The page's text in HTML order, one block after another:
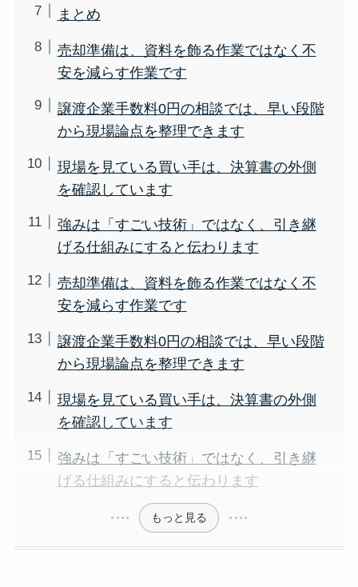
まとめ
売却準備は、資料を飾る作業ではなく不
安を減らす作業です
譲渡企業手数料0円の相談では、早い段階
から現場論点を整理できます
現場を見ている買い手は、決算書の外側
を確認しています
強みは「すごい技術」ではなく、引き継
げる仕組みにすると伝わります
売却準備は、資料を飾る作業ではなく不
安を減らす作業です
譲渡企業手数料0円の相談では、早い段階
から現場論点を整理できます
現場を見ている買い手は、決算書の外側
を確認しています
強みは「すごい技術」ではなく、引き継
げる仕組みにすると伝わります
もっと見る